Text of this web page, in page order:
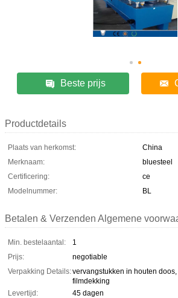
Beste prijs
Productdetails
Plaats van herkomst:
China
Merknaam:
bluesteel
Certificering:
ce
Modelnummer:
BL
Betalen & Verzenden Algemene
Min. bestelaantal:
1
Prijs:
negotiable
Verpakking Details:vervangstukken in houten
filmdekking
Levertijd:
45 dagen